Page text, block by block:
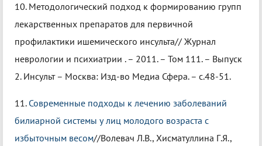
10. Методологический подход к формированию групп
лекарственных препаратов для первичной
профилактики ишемического инсульта// Журнал
неврологии и психиатрии . – 2011. – Том 111. – Выпуск
2. Инсульт – Москва: Изд-во Медиа Сфера. – с.48-51.
11. Современные подходы к лечению заболеваний
билиарной системы у лиц молодого возраста с
избыточным весом//Волевач Л.В., Хисматуллина Г.Я.,